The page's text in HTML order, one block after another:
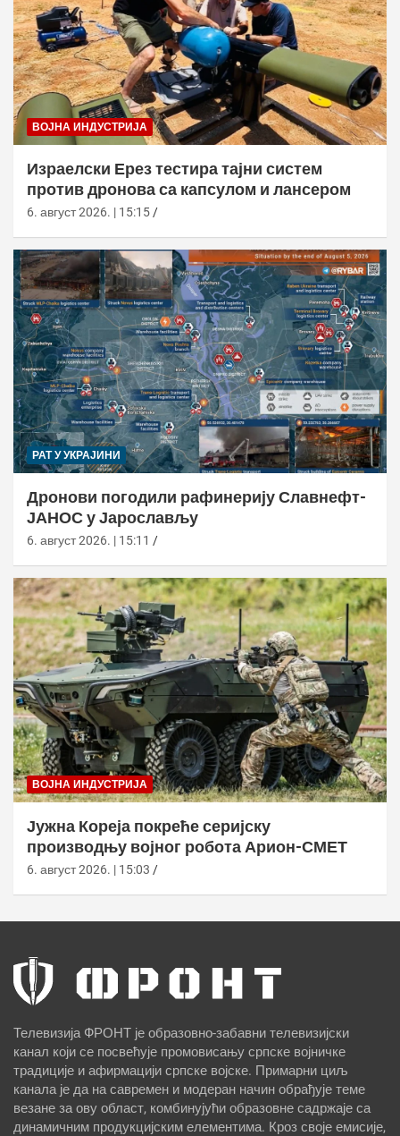
ВОЈНА ИНДУСТРИЈА
Израелски Ерез тестира тајни систем
против дронова са капсулом и лансером
6. август 2026. | 15:15
РАТ У УКРАЈИНИ
Дронови погодили рафинерију Славнефт-
ЈАНОС у Јарослављу
6. август 2026. | 15:11
ВОЈНА ИНДУСТРИЈА
Јужна Кореја покреће серијску
производњу војног робота Арион-СМЕТ
6. август 2026. | 15:03
Телевизија ФРОНТ је образовно-забавни телевизијски
канал који се посвећује промовисању српске војничке
традиције и афирмацији српске војске. Примарни циљ
канала је да на савремен и модеран начин обрађује теме
везане за ову област, комбинујући образовне садржаје са
динамичним продукцијским елементима. Кроз своје емисије,